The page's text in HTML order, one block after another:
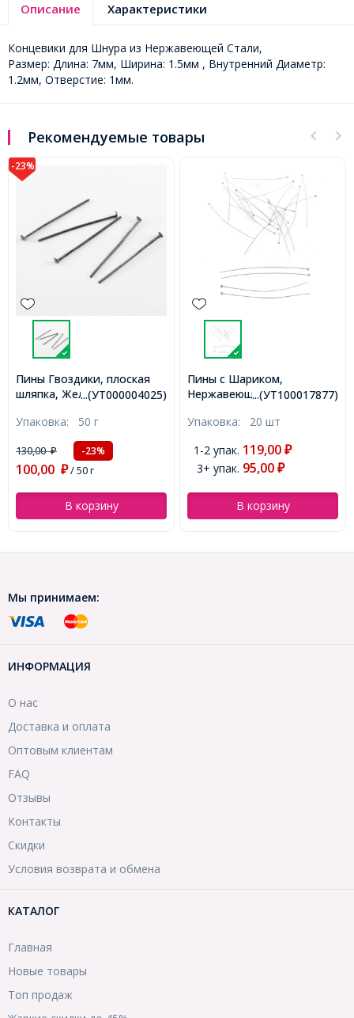
Описание Характеристики
Концевики для Шнура из Нержавеющей Стали,
Размер: Длина: 7мм, Ширина: 1.5мм , Внутренний Диаметр:
1.2мм, Отверстие: 1мм.
Рекомендуемые товары
-23%
...(УТ000004025)
Пины Гвоздики, плоская
шляпка, Железо, Цвет:
40х0.7мм, 50г/около 290шт,
(УТ000004025)
Упаковка: 50 г
130,00₽ -23%
100,00 ₽/ 50 г
В корзину
...(УТ100017877)
Пины с Шариком,
Нержавеющая Сталь,
(УТ100017877)
Упаковка: 20 шт
1-2 упак. 119,00 ₽
3+ упак. 95,00 ₽
В корзину
Мы принимаем:
ИНФОРМАЦИЯ
О нас
Доставка и оплата
Оптовым клиентам
FAQ
Отзывы
Контакты
Скидки
Условия возврата и обмена
КАТАЛОГ
Главная
Новые товары
Топ продаж